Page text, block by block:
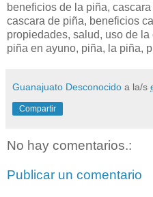
beneficios de la piña,
cascara de piña, beneficios
propiedades, salud, uso de
piña en ayuno, piña, la piña,
Guanajuato Desconocido a la/s
Compartir
No hay comentarios.:
Publicar un comentario